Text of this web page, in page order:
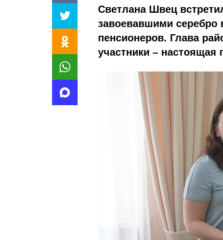
Светлана Швец
завоевавшими серебро
пенсионеров. Глава
участники – настоящая